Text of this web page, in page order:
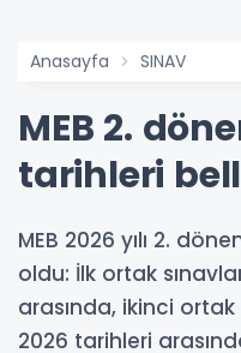
Anasayfa SINAV
MEB 2.
tarihleri
MEB 2026 yılı 2.
oldu: İlk ortak
arasında, ikinci ortak
2026 tarihleri